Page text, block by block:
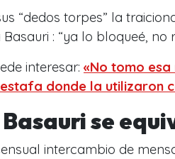
“dedos torpes” la
: “ya lo bloqueé, no
interesar: «No tomo
estafa donde la utilizaron
se
intercambio de